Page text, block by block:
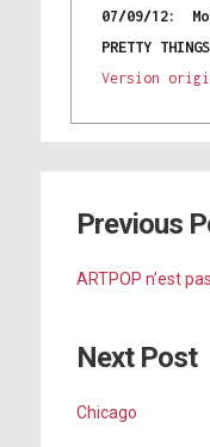
07/09/12:
PRETTY
Version
Previous
ARTPOP n’est
Next Post
Chicago